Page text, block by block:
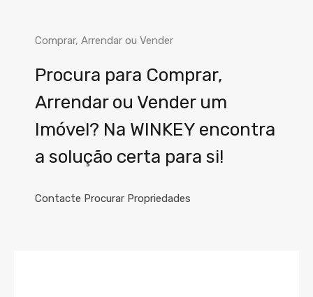
Comprar, Arrendar ou Vender
Procura para Comprar,
Arrendar ou Vender um
Imóvel? Na WINKEY encontra
a solução certa para si!
Contacte Procurar Propriedades